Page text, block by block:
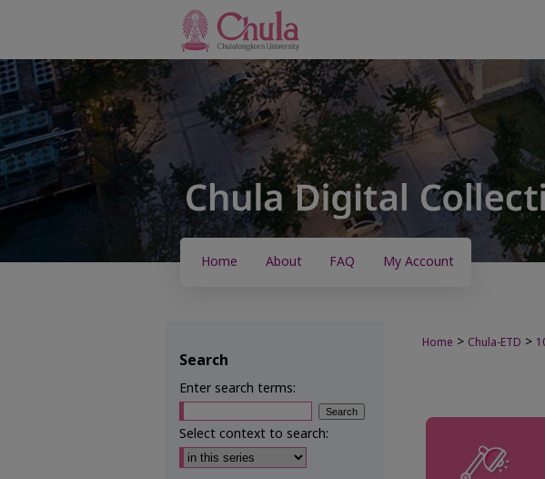
Home About FAQ My Account
Home > Chula-ETD >
Search
Enter search terms:
Select context to search: